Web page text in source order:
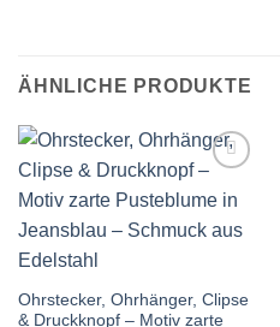
ÄHNLICHE PRODUKTE
Wunschliste
Ohrstecker, Ohrhänger, Clipse
& Druckknopf – Motiv zarte